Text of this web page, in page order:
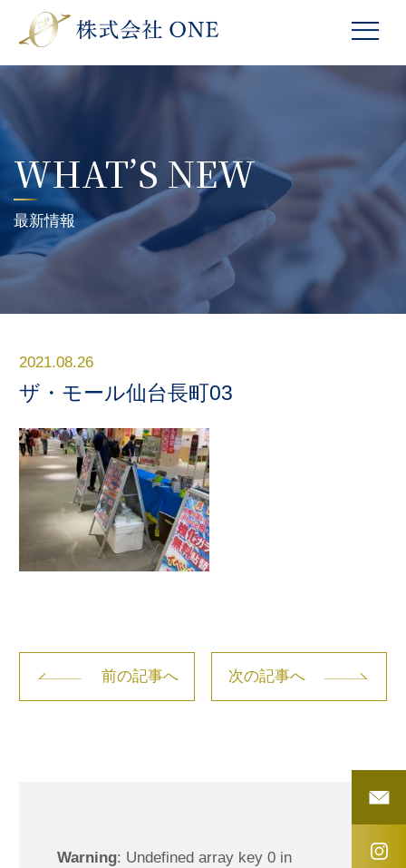
WHAT’S NEW
最新情報
2021.08.26
ザ・モール仙台長町03
前の記事へ 次の記事へ
Warning: Undefined array key 0 in